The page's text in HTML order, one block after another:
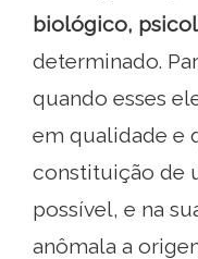
biológico,
determinado.
quando esses
em qualidade e
constituição de
possível, e na
anômala a